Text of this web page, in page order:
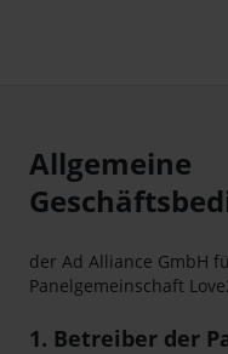
Allgemeine
der Ad Alliance GmbH
Panelgemeinschaft
1. Betreiber der